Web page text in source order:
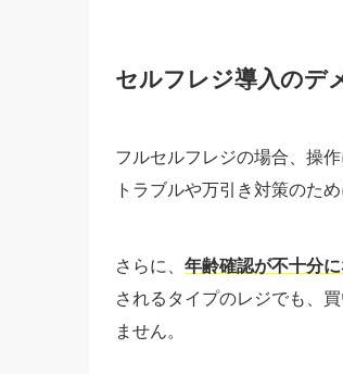
セルフレジ導入のデ
フルセルフレジの場合、操
トラブルや万引き対策のため
さらに、 年齢確認が不十分
されるタイプのレジでも、
ません。